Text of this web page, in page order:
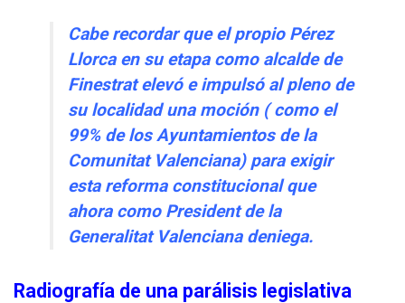
Cabe recordar que el propio Pérez
Llorca en su etapa como alcalde de
Finestrat elevó e impulsó al pleno de
su localidad una moción ( como el
99% de los Ayuntamientos de la
Comunitat Valenciana) para exigir
esta reforma constitucional que
ahora como President de la
Generalitat Valenciana deniega.
Radiografía de una parálisis legislativa